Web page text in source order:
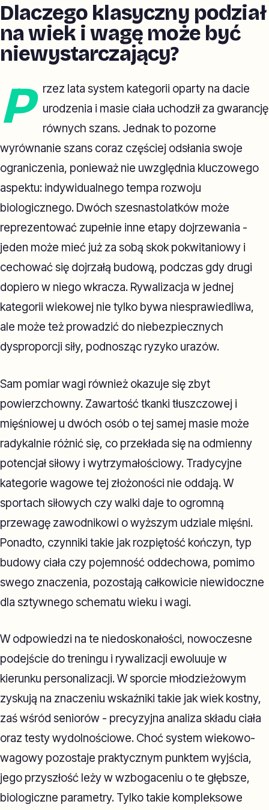
Dlaczego klasyczny podział
na wiek i wagę może być
niewystarczający?
P
rzez lata system kategorii oparty na dacie
urodzenia i masie ciała uchodził za gwarancję
równych szans. Jednak to pozorne
wyrównanie szans coraz częściej odsłania swoje
ograniczenia, ponieważ nie uwzględnia kluczowego
aspektu: indywidualnego tempa rozwoju
biologicznego. Dwóch szesnastolatków może
reprezentować zupełnie inne etapy dojrzewania -
jeden może mieć już za sobą skok pokwitaniowy i
cechować się dojrzałą budową, podczas gdy drugi
dopiero w niego wkracza. Rywalizacja w jednej
kategorii wiekowej nie tylko bywa niesprawiedliwa,
ale może też prowadzić do niebezpiecznych
dysproporcji siły, podnosząc ryzyko urazów.
Sam pomiar wagi również okazuje się zbyt
powierzchowny. Zawartość tkanki tłuszczowej i
mięśniowej u dwóch osób o tej samej masie może
radykalnie różnić się, co przekłada się na odmienny
potencjał siłowy i wytrzymałościowy. Tradycyjne
kategorie wagowe tej złożoności nie oddają. W
sportach siłowych czy walki daje to ogromną
przewagę zawodnikowi o wyższym udziale mięśni.
Ponadto, czynniki takie jak rozpiętość kończyn, typ
budowy ciała czy pojemność oddechowa, pomimo
swego znaczenia, pozostają całkowicie niewidoczne
dla sztywnego schematu wieku i wagi.
W odpowiedzi na te niedoskonałości, nowoczesne
podejście do treningu i rywalizacji ewoluuje w
kierunku personalizacji. W sporcie młodzieżowym
zyskują na znaczeniu wskaźniki takie jak wiek kostny,
zaś wśród seniorów - precyzyjna analiza składu ciała
oraz testy wydolnościowe. Choć system wiekowo-
wagowy pozostaje praktycznym punktem wyjścia,
jego przyszłość leży w wzbogaceniu o te głębsze,
biologiczne parametry. Tylko takie kompleksowe